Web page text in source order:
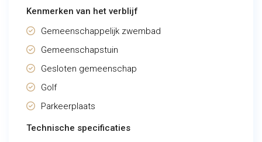
Kenmerken van het verblijf
Gemeenschappelijk zwembad
Gemeenschapstuin
Gesloten gemeenschap
Golf
Parkeerplaats
Technische specificaties